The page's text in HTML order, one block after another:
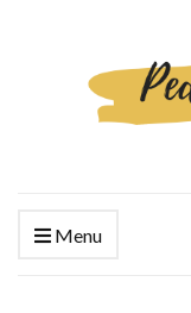
Menu